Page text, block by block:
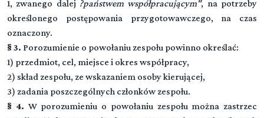
1, zwanego dalej ?państwem współpracującym", na potrzeby
określonego postępowania przygotowawczego, na czas
oznaczony.
§ 3. Porozumienie o powołaniu zespołu powinno określać:
1) przedmiot, cel, miejsce i okres współpracy,
2) skład zespołu, ze wskazaniem osoby kierującej,
3) zadania poszczególnych członków zespołu.
§ 4. W porozumieniu o powołaniu zespołu można zastrzec